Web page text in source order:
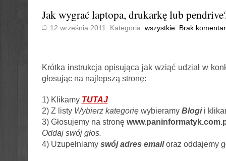
Jak wygrać laptopa, drukarkę lub
12 września 2011. Kategoria: wszystkie. Brak
Krótka instrukcja opisująca jak wziąć udział w
głosując na najlepszą stronę:
1) Klikamy TUTAJ
2) Z listy Wybierz kategorięwybieramy Blogii
3) Głosujemy na stronę
Oddaj swój głos.
4) Uzupełniamy swój adres emailoraz oddajemy